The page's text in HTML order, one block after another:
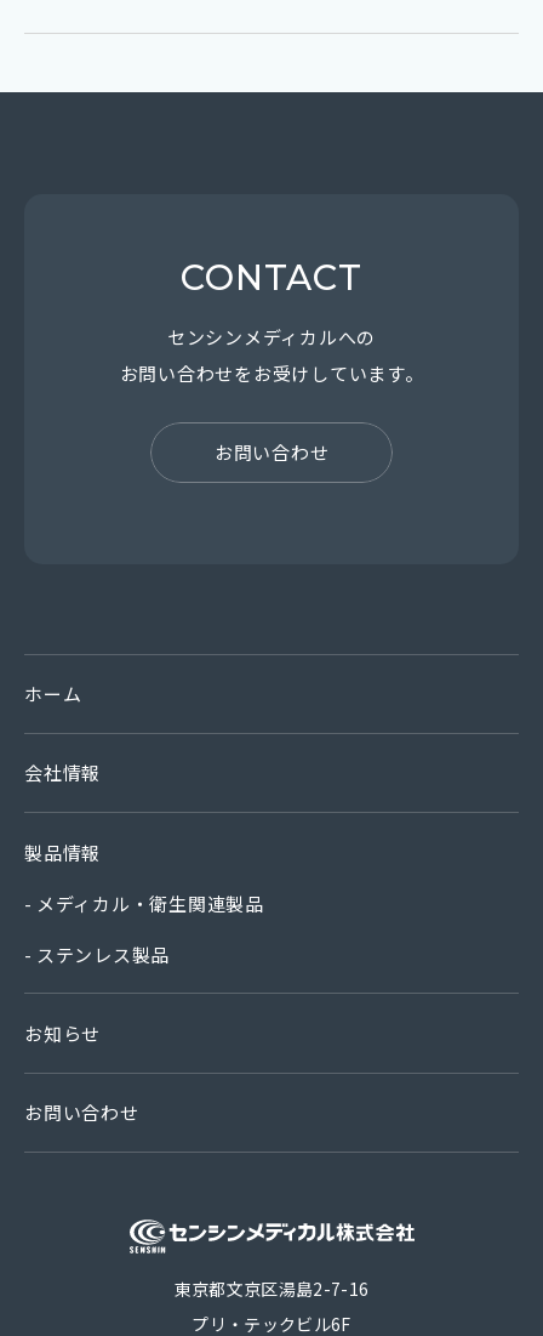
CONTACT
センシンメディカルへの
お問い合わせを お受けしています。
お問い合わせ
ホーム
会社情報
製品情報
メディカル・衛生関連製品
ステンレス製品
お知らせ
お問い合わせ
東京都文京区湯島2-7-16
プリ・テックビル6F